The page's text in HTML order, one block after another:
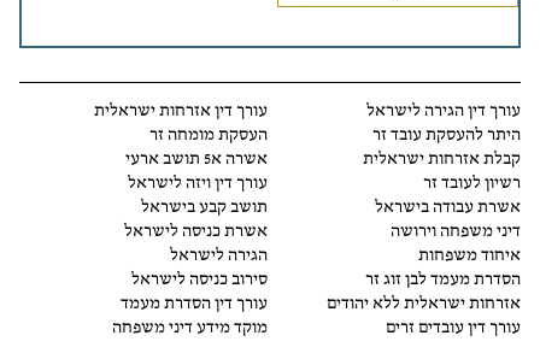
עורך דין הגירה לישראל
היתר להעסקת עובד זר
קבלת אזרחות ישראלית
רשיון לעובד זר
אשרת עבודה בישראל
דיני משפחה וירושה
איחוד משפחות
הסדרת מעמד לבן זוג זר
אזרחות ישראלית ללא יהודים
עורך דין עובדים זרים
עורך דין אזרחות ישראלית
העסקת מומחה זר
אשרה א5 תושב ארעי
עורך דין ויזה לישראל
תושב קבע בישראל
אשרת כניסה לישראל
הגירה לישראל
סירוב כניסה לישראל
עורך דין הסדרת מעמד
מוקד מידע דיני משפחה